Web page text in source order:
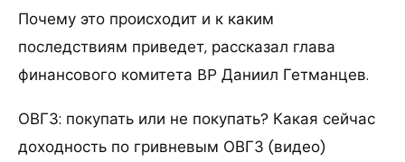
Почему это происходит и к каким
последствиям приведет, рассказал глава
финансового комитета BP Даниил Гетманцев.
ОВГЗ: покупать или не покупать? Какая сейчас
доходность по гривневым ОВГЗ (видео)